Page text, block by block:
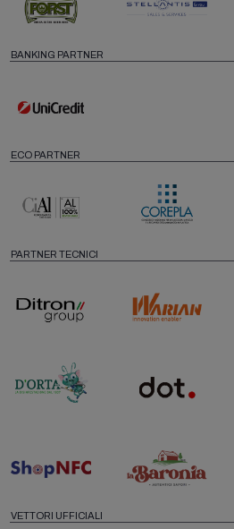
BANKING PARTNER
ECO PARTNER
PARTNER TECNICI
VETTORI UFFICIALI